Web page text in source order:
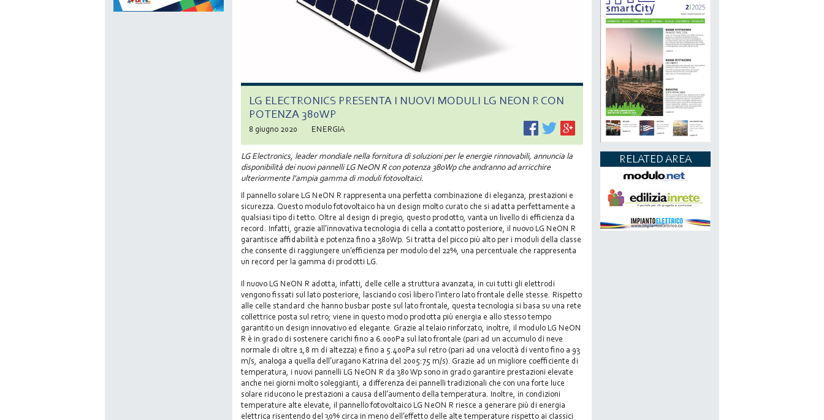
LG ELECTRONICS PRESENTA I NUOVI MODULI LG NEON R CON
POTENZA 380WP
8 giugno 2020 ENERGIA
LG Electronics, leader mondiale nella fornitura di soluzioni per le energie rinnovabili, annuncia la
disponibilità dei nuovi pannelli LG NeON R con potenza 380Wp che andranno ad arricchire
ulteriormente l’ampia gamma di moduli fotovoltaici.
Il pannello solare LG NeON R rappresenta una perfetta combinazione di eleganza, prestazioni e
sicurezza. Questo modulo fotovoltaico ha un design molto curato che si adatta perfettamente a
qualsiasi tipo di tetto. Oltre al design di pregio, questo prodotto, vanta un livello di efficienza da
record. Infatti, grazie all’innovativa tecnologia di cella a contatto posteriore, il nuovo LG NeON R
garantisce affidabilità e potenza fino a 380Wp. Si tratta del picco più alto per i moduli della classe
che consente di raggiungere un’efficienza per modulo del 22%, una percentuale che rappresenta
un record per la gamma di prodotti LG.
Il nuovo LG NeON R adotta, infatti, delle celle a struttura avanzata, in cui tutti gli elettrodi
vengono fissati sul lato posteriore, lasciando così libero l’intero lato frontale delle stesse. Rispetto
alle celle standard che hanno busbar poste sul lato frontale, questa tecnologia si basa su una rete
collettrice posta sul retro; viene in questo modo prodotta più energia e allo stesso tempo
garantito un design innovativo ed elegante. Grazie al telaio rinforzato, inoltre, il modulo LG NeON
R è in grado di sostenere carichi fino a 6.000Pa sul lato frontale (pari ad un accumulo di neve
normale di oltre 1,8 m di altezza) e fino a 5.400Pa sul retro (pari ad una velocità di vento fino a 93
m/s, analoga a quella dell’uragano Katrina del 2005:75 m/s). Grazie ad un migliore coefficiente di
temperatura, i nuovi pannelli LG NeON R da 380 Wp sono in grado garantire prestazioni elevate
anche nei giorni molto soleggianti, a differenza dei pannelli tradizionali che con una forte luce
solare riducono le prestazioni a causa dell’aumento della temperatura. Inoltre, in condizioni
temperature alte elevate, il pannello fotovoltaico LG NeON R riesce a generare più di energia
elettrica risentendo del 30% circa in meno dell’effetto delle alte temperature rispetto ai classici
NETZERO MILAN - EXPO SUMMIT
DAL 20-10-2026 AL 22-10-2026,
RELATED AREA